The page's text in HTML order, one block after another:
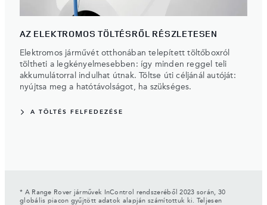
AZ ELEKTROMOS TÖLTÉSRŐL RÉSZLETESEN
Elektromos járművét otthonában telepített töltőboxról
töltheti a legkényelmesebben: így minden reggel teli
akkumulátorral indulhat útnak. Töltse úti céljánál autóját:
nyújtsa meg a hatótávolságot, ha szükséges.
A TÖLTÉS FELFEDEZÉSE
* A Range Rover járművek InControl rendszeréből 2023 során, 30
globális piacon gyűjtött adatok alapján számítottuk ki. Teljesen